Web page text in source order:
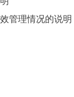
管理情况的说明